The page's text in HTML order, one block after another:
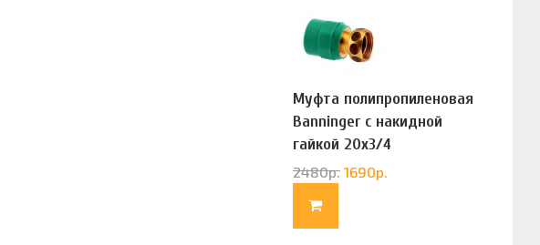
Муфта полипропиленовая
Banninger с накидной
гайкой 20х3/4
(G83322020)
2480р. 1690р.